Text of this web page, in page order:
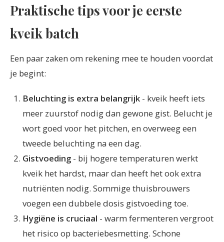
Praktische tips voor je eerste
kveik batch
Een paar zaken om rekening mee te houden voordat
je begint:
Beluchting is extra belangrijk - kveik heeft iets
meer zuurstof nodig dan gewone gist. Belucht je
wort goed voor het pitchen, en overweeg een
tweede beluchting na een dag.
Gistvoeding - bij hogere temperaturen werkt
kveik het hardst, maar dan heeft het ook extra
nutriënten nodig. Sommige thuisbrouwers
voegen een dubbele dosis gistvoeding toe.
Hygiëne is cruciaal - warm fermenteren vergroot
het risico op bacteriebesmetting. Schone